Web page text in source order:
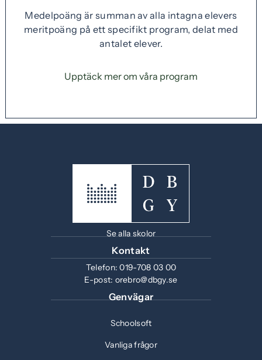
Medelpoäng är summan av alla intagna elevers
meritpoäng på ett specifikt program, delat med
antalet elever.
Upptäck mer om våra program
Se alla skolor
Kontakt
Telefon:019-708 03 00
E-post: orebro@dbgy.se
Genvägar
Schoolsoft
Vanliga frågor